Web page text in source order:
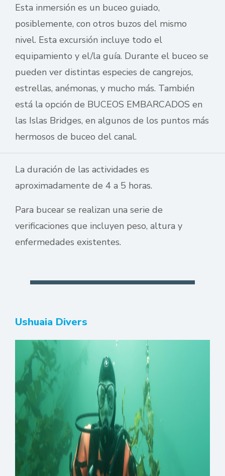
Esta inmersión es un buceo guiado,
posiblemente, con otros buzos del mismo
nivel. Esta excursión incluye todo el
equipamiento y el/la guía. Durante el buceo se
pueden ver distintas especies de cangrejos,
estrellas, anémonas, y mucho más. También
está la opción de BUCEOS EMBARCADOS en
las Islas Bridges, en algunos de los puntos más
hermosos de buceo del canal.
La duración de las actividades es
aproximadamente de 4 a 5 horas.
Para bucear se realizan una serie de
verificaciones que incluyen peso, altura y
enfermedades existentes.
Ushuaia Divers